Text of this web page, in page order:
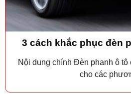
3 cách khắc phục đèn
Nội dung chính Đèn phanh ô tô
cho các